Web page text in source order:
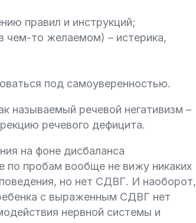
правил и инструкций;
чем-то желаемом) – истерика,
под самоуверенностью.
называемый речевой негативизм –
речевого дефицита.
на фоне дисбаланса
по пробам вообще не вижу никаких
но нет СДВГ. И наоборот,
с выраженным СДВГ нет
нервной системы и